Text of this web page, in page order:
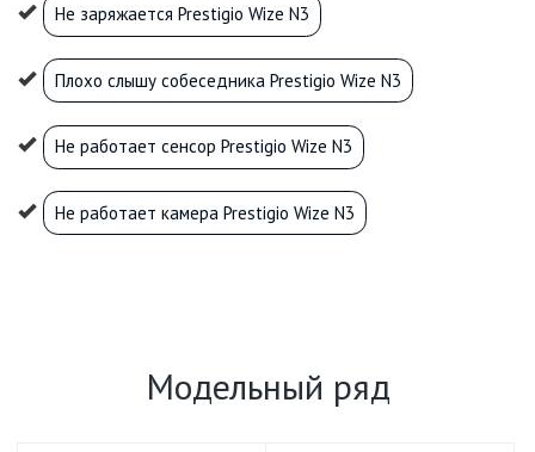
Не заряжается Prestigio Wize N3
Плохо слышу собеседника Prestigio Wize N3
Не работает сенсор Prestigio Wize N3
Не работает камера Prestigio Wize N3
Модельный ряд